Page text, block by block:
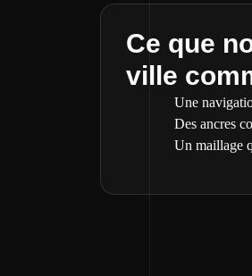
Ce que
ville
Une
Des ancres
Un maillage